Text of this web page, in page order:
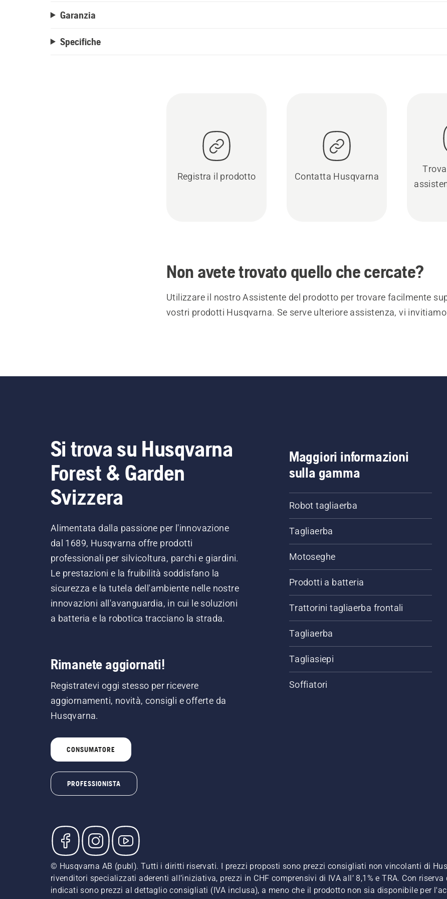
Garanzia
Specifiche
Registra il prodotto Contatta Husqvarna
Non avete trovato quello che cercate?
Utilizzare il nostro Assistente del prodotto per trovare facilmente
vostri prodotti Husqvarna. Se serve ulteriore assistenza, vi
Si trova su Husqvarna
Forest & Garden
Svizzera
Alimentata dalla passione per l'innovazione
dal 1689, Husqvarna offre prodotti
professionali per silvicoltura, parchi e giardini.
Le prestazioni e la fruibilità soddisfano la
sicurezza e la tutela dell'ambiente nelle nostre
innovazioni all'avanguardia, in cui le soluzioni
a batteria e la robotica tracciano la strada.
Rimanete aggiornati!
Registratevi oggi stesso per ricevere
aggiornamenti, novità, consigli e offerte da
Husqvarna.
CONSUMATORE
PROFESSIONISTA
Maggiori informazioni
sulla gamma
Robot tagliaerba
Tagliaerba
Motoseghe
Prodotti a batteria
Trattorini tagliaerba frontali
Tagliaerba
Tagliasiepi
Soffiatori
© Husqvarna AB (publ). Tutti i diritti riservati. I prezzi proposti sono prezzi consigliati non vincolanti di
rivenditori specializzati aderenti all’iniziativa, prezzi in CHF comprensivi di IVA all’ 8,1% e TRA. Con
indicati sono prezzi al dettaglio consigliati (IVA inclusa), a meno che il prodotto non sia disponibile per